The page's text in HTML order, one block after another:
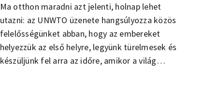
Ma otthon maradni azt jelenti, holnap lehet
utazni: az UNWTO üzenete hangsúlyozza közös
felelősségünket abban, hogy az embereket
helyezzük az első helyre, legyünk türelmesek és
készüljünk fel arra az időre, amikor a világ